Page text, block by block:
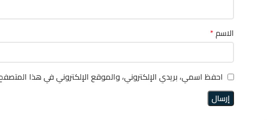
الاسم*
احفظ اسمي، بريدي الإلكتروني، والموقع الإلكتروني في هذا